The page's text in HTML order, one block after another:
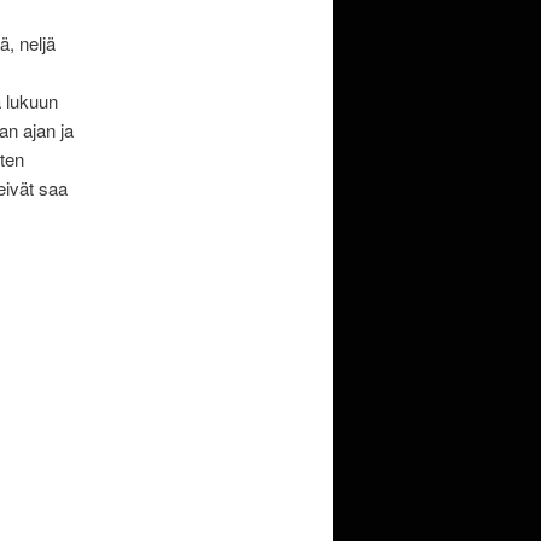
neljä
lukuun
ajan ja
saa